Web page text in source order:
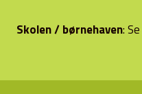
Skolen / børnehaven: Se